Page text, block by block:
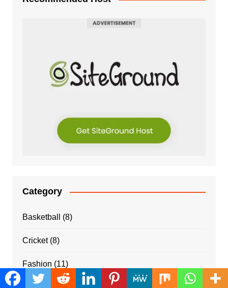
Category
Basketball (8)
Cricket(8)
Fashion (11)